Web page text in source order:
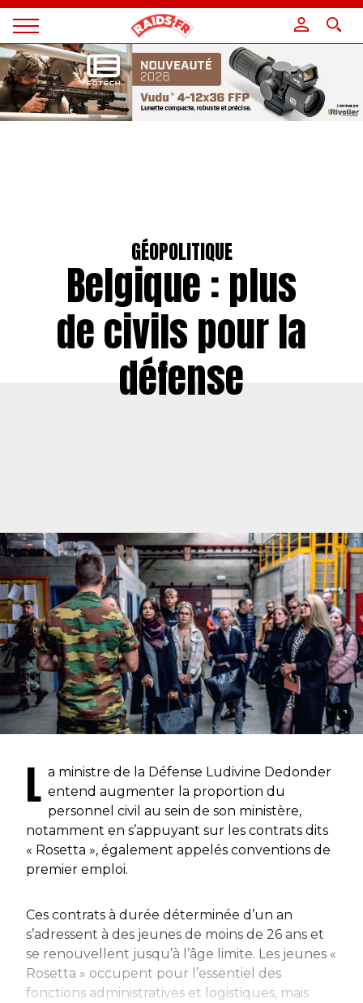
Magazine
Raids
GÉOPOLITIQUE
Belgique : plus
de civils pour la
défense
L a ministre de la Défense Ludivine Dedonder
entend augmenter la proportion du
personnel civil au sein de son ministère,
notamment en s’appuyant sur les contrats dits
« Rosetta », également appelés conventions de
premier emploi.
Ces contrats à durée déterminée d’un an
s’adressent à des jeunes de moins de 26 ans et
se renouvellent jusqu’à l’âge limite. Les jeunes «
Rosetta » occupent pour l’essentiel des
fonctions administratives et logistiques, mais
Panneau de gestion des cookies